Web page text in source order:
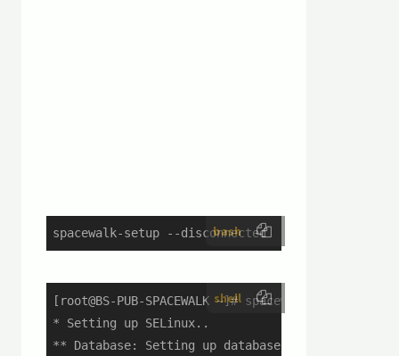
bash
spacewalk-setup --disconnected
shell
[root@BS-PUB-SPACEWALK ~]# spacewalk-setup --
* Setting up SELinux..
** Database: Setting up database connection for